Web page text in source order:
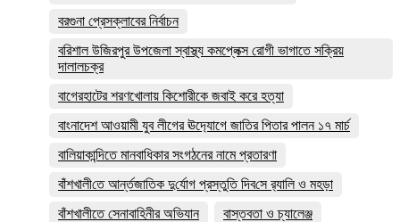
বরগুনা প্রেসক্লাবের নির্বাচন
বরিশাল উজিরপুর উপজেলা স্বাস্থ্য কমপ্লেক্স রোগী ভাগাতে সক্রিয়
দালালচক্র
বাগেরহাটের শরণখোলায় কিশোরীকে জবাই করে হত্যা
বাংনাদেশ আওয়ামী যুব লীগের ঊদ‍্যোগে জাতির পিতার পালন ১৭ মার্চ
বালিয়াকান্দিতে মানবাধিকার সংগঠনের নামে প্রতারণা
বাঁশখালী‌তে আর্ন্তজা‌তিক দু‌র্যোগ প্রস্তু‌তি দিব‌সে র‌্যালি ও মহড়া
বাঁশখালীতে সেনাবাহিনীর অভিযান
বাস্তবতা ও চ্যালেঞ্জ